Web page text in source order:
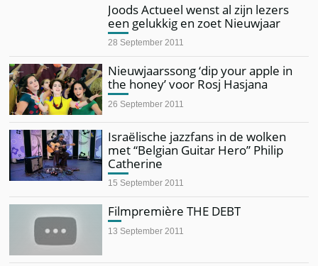
Joods Actueel wenst al zijn lezers
een gelukkig en zoet Nieuwjaar
28 September 2011
Nieuwjaarssong ‘dip your apple in
the honey’ voor Rosj Hasjana
26 September 2011
Israëlische jazzfans in de wolken
met “Belgian Guitar Hero” Philip
Catherine
15 September 2011
Filmpremière THE DEBT
13 September 2011